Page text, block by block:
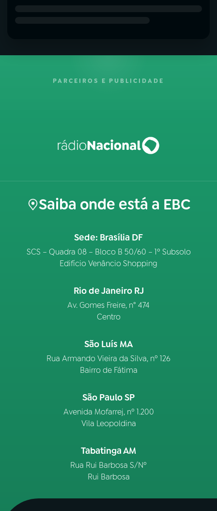
PARCEIROS E PUBLICIDADE
Saiba onde está a EBC
Sede: Brasília DF
SCS – Quadra 08 – Bloco B 50/60 – 1º Subsolo
Edifício Venâncio Shopping
Rio de Janeiro RJ
Av. Gomes Freire, n° 474
Centro
São Luís MA
Rua Armando Vieira da Silva, nº 126
Bairro de Fátima
São Paulo SP
Avenida Mofarrej, nº 1.200
Vila Leopoldina
Tabatinga AM
Rua Rui Barbosa S/Nº
Rui Barbosa